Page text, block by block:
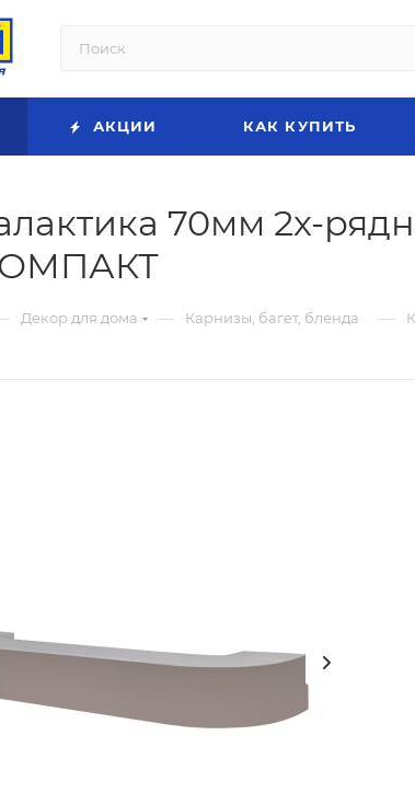
АКЦИИ КАК КУПИТЬ
70мм 2х-
Декор для дома — Карнизы, багет, бленда —